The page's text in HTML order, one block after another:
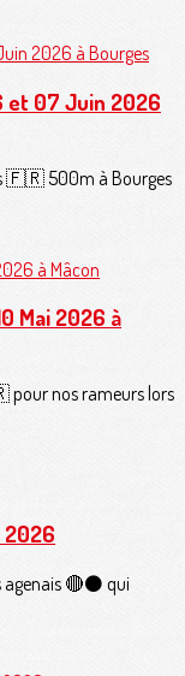
et 07 Juin 2026
🇫🇷 500m à Bourges
Mai 2026 à
pour nos rameurs lors
2026
agenais 🔴⚫️ qui